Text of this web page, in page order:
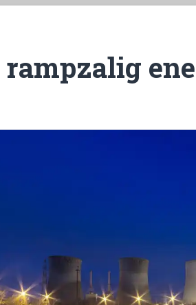
rampzalig